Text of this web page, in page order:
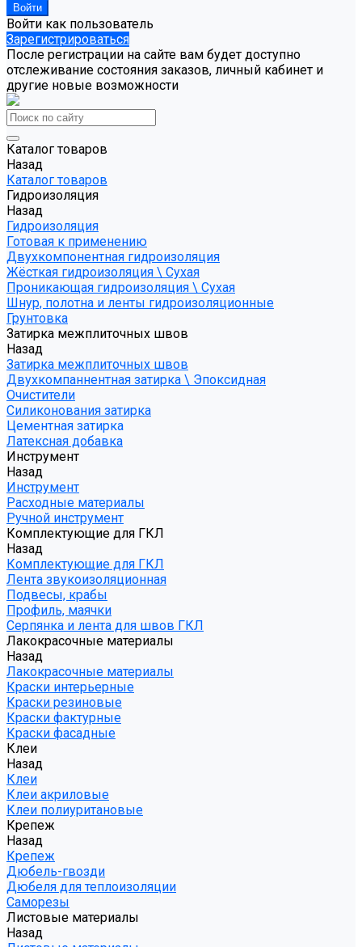
Войти как пользователь
Зарегистрироваться
После регистрации на сайте вам будет доступно
отслеживание состояния заказов, личный кабинет и
другие новые возможности
Каталог товаров
Назад
Каталог товаров
Гидроизоляция
Назад
Гидроизоляция
Готовая к применению
Двухкомпонентная гидроизоляция
Жёсткая гидроизоляция \ Сухая
Проникающая гидроизоляция \ Сухая
Шнур, полотна и ленты гидроизоляционные
Грунтовка
Затирка межплиточных швов
Назад
Затирка межплиточных швов
Двухкомпаннентная затирка \ Эпоксидная
Очистители
Силиконования затирка
Цементная затирка
Латексная добавка
Инструмент
Назад
Инструмент
Расходные материалы
Ручной инструмент
Комплектующие для ГКЛ
Назад
Комплектующие для ГКЛ
Лента звукоизоляционная
Подвесы, крабы
Профиль, маячки
Серпянка и лента для швов ГКЛ
Лакокрасочные материалы
Назад
Лакокрасочные материалы
Краски интерьерные
Краски резиновые
Краски фактурные
Краски фасадные
Клеи
Назад
Клеи
Клеи акриловые
Клеи полиуритановые
Крепеж
Назад
Крепеж
Дюбель-гвозди
Дюбеля для теплоизоляции
Саморезы
Листовые материалы
Назад